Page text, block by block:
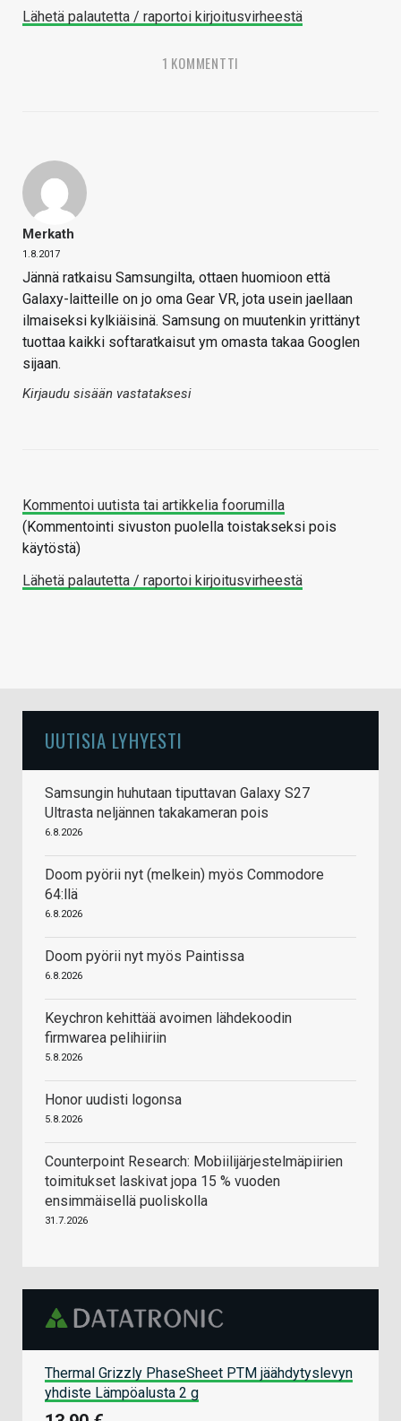
Lähetä palautetta / raportoi kirjoitusvirheestä
1 KOMMENTTI
Merkath
1.8.2017
Jännä ratkaisu Samsungilta, ottaen huomioon että
Galaxy-laitteille on jo oma Gear VR, jota usein jaellaan
ilmaiseksi kylkiäisinä. Samsung on muutenkin yrittänyt
tuottaa kaikki softaratkaisut ym omasta takaa Googlen
sijaan.
Kirjaudu sisään vastataksesi
Kommentoi uutista tai artikkelia foorumilla
(Kommentointi sivuston puolella toistakseksi pois
käytöstä)
Lähetä palautetta / raportoi kirjoitusvirheestä
UUTISIA LYHYESTI
Samsungin huhutaan tiputtavan Galaxy S27
Ultrasta neljännen takakameran pois
6.8.2026
Doom pyörii nyt (melkein) myös Commodore
64:llä
6.8.2026
Doom pyörii nyt myös Paintissa
6.8.2026
Keychron kehittää avoimen lähdekoodin
firmwarea pelihiiriin
5.8.2026
Honor uudisti logonsa
5.8.2026
Counterpoint Research: Mobiilijärjestelmäpiirien
toimitukset laskivat jopa 15 % vuoden
ensimmäisellä puoliskolla
31.7.2026
Thermal Grizzly PhaseSheet PTM jäähdytyslevyn
yhdiste Lämpöalusta 2 g